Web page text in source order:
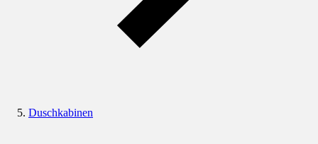
Duschkabinen